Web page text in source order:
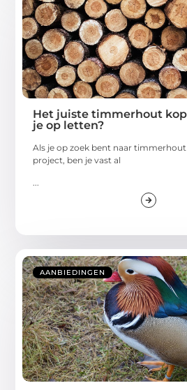
Het juiste timmerhout
je op letten?
Als je op zoek bent naar
project, ben je vast al
...
AANBIEDINGEN